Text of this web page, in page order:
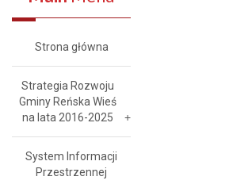
Strona główna
Strategia Rozwoju
Gminy Reńska Wieś
na lata 2016-2025
System Informacji
Przestrzennej